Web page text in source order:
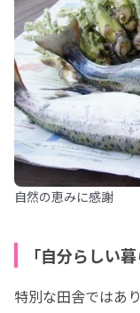
自然の恵みに感謝
「自分らしい
特別な田舎ではあ